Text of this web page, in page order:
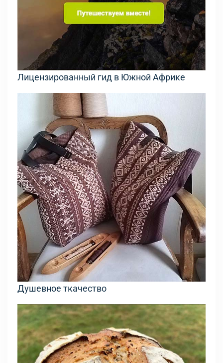
Лицензированный гид в Южной Африке
Душевное ткачество